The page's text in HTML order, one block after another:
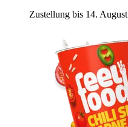
Zustellung bis 14. August